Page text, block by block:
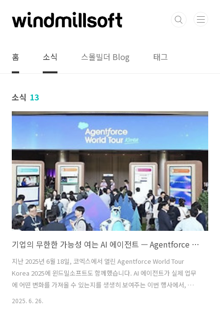
홈 소식 스몰빌더 Blog 태그
소식 13
기업의 무한한 가능성 여는 AI 에이전트 — Agentforce World Tour Korea 2025
지난 2025년 6월 18일, 코엑스에서 열린 Agentforce World Tour
Korea 2025에 윈드밀소프트도 함께했습니다. AI 에이전트가 실제 업무
에 어떤 변화를 가져올 수 있는지를 생생히 보여주는 이번 행사에서, 윈
드밀소프트는 Revenue Cloud를 사용해 하나의 데이터 기반에서 견적
2025. 6. 26.